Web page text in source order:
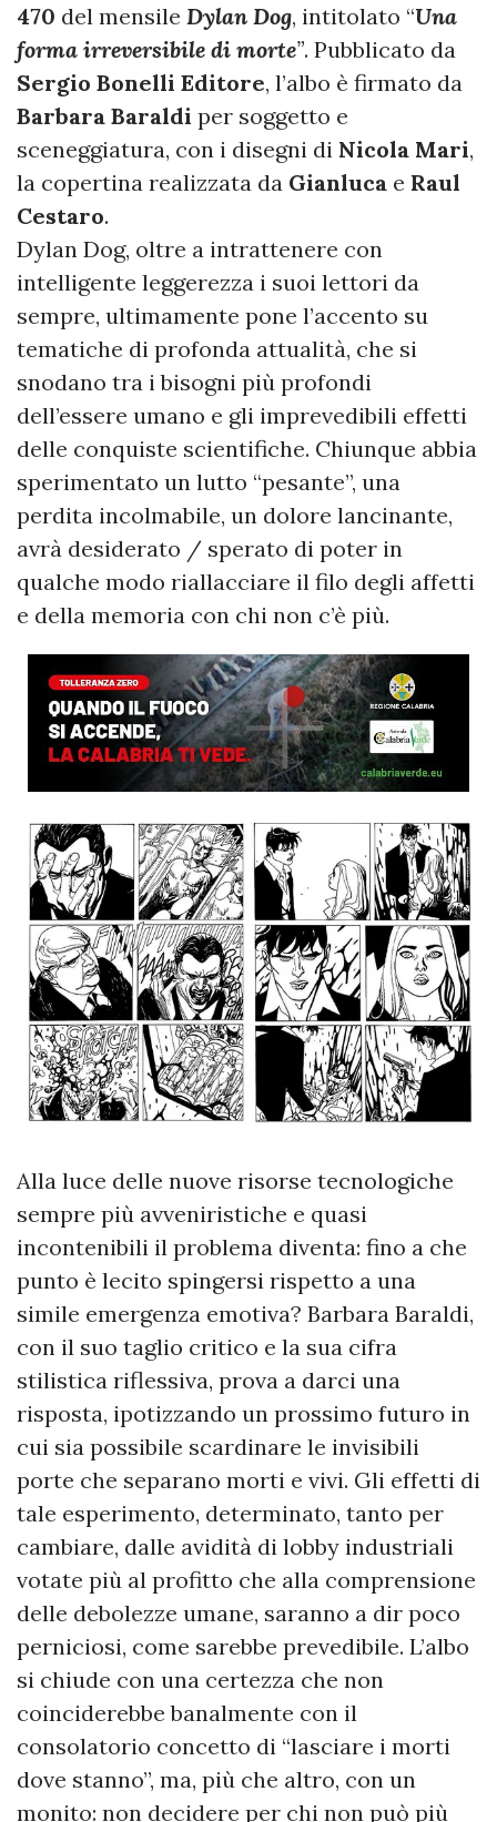
470 del mensile Dylan Dog, intitolato “Una
forma irreversibile di morte”. Pubblicato da
Sergio Bonelli Editore, l’albo è firmato da
Barbara Baraldi per soggetto e
sceneggiatura, con i disegni di Nicola Mari,
la copertina realizzata da Gianluca e Raul
Cestaro.
Dylan Dog, oltre a intrattenere con
intelligente leggerezza i suoi lettori da
sempre, ultimamente pone l’accento su
tematiche di profonda attualità, che si
snodano tra i bisogni più profondi
dell’essere umano e gli imprevedibili effetti
delle conquiste scientifiche. Chiunque abbia
sperimentato un lutto “pesante”, una
perdita incolmabile, un dolore lancinante,
avrà desiderato / sperato di poter in
qualche modo riallacciare il filo degli affetti
e della memoria con chi non c’è più.
Alla luce delle nuove risorse tecnologiche
sempre più avveniristiche e quasi
incontenibili il problema diventa: fino a che
punto è lecito spingersi rispetto a una
simile emergenza emotiva? Barbara Baraldi,
con il suo taglio critico e la sua cifra
stilistica riflessiva, prova a darci una
risposta, ipotizzando un prossimo futuro in
cui sia possibile scardinare le invisibili
porte che separano morti e vivi. Gli effetti di
tale esperimento, determinato, tanto per
cambiare, dalle avidità di lobby industriali
votate più al profitto che alla comprensione
delle debolezze umane, saranno a dir poco
perniciosi, come sarebbe prevedibile. L’albo
si chiude con una certezza che non
coinciderebbe banalmente con il
consolatorio concetto di “lasciare i morti
dove stanno”, ma, più che altro, con un
monito: non decidere per chi non può più